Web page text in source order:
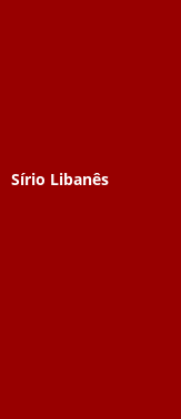
Sírio Libanês